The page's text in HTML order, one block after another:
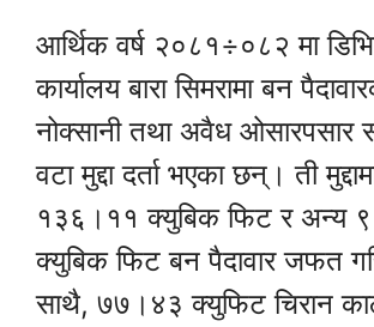
आर्थिक वर्ष २०८१÷०८२ मा
कार्यालय बारा सिमरामा बन
नोक्सानी तथा अवैध ओसारपसार
वटा मुद्दा दर्ता भएका छन्। ती
१३६।११ क्युबिक फिट र अन्य
क्युबिक फिट बन पैदावार जफत
साथै, ७७।४३ क्युफिट चिरान